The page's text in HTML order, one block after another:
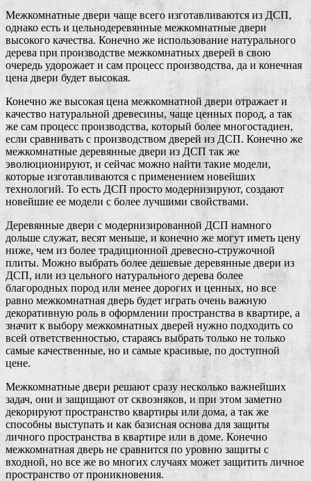
Межкомнатные двери чаще всего изготавливаются из ДСП,
однако есть и цельнодеревянные межкомнатные двери
высокого качества. Конечно же использование натурального
дерева при производстве межкомнатных дверей в свою
очередь удорожает и сам процесс производства, да и конечная
цена двери будет высокая.
Конечно же высокая цена межкомнатной двери отражает и
качество натуральной древесины, чаще ценных пород, а так
же сам процесс производства, который более многостадиен,
если сравнивать с производством дверей из ДСП. Конечно же
межкомнатные деревянные двери из ДСП так же
эволюционируют, и сейчас можно найти такие модели,
которые изготавливаются с применением новейших
технологий. То есть ДСП просто модернизируют, создают
новейшие ее модели с более лучшими свойствами.
Деревянные двери с модернизированной ДСП намного
дольше служат, весят меньше, и конечно же могут иметь цену
ниже, чем из более традиционной древесно-стружочной
плиты. Можно выбрать более дешевые деревянные двери из
ДСП, или из цельного натурального дерева более
благородных пород или менее дорогих и ценных, но все
равно межкомнатная дверь будет играть очень важную
декоративную роль в оформлении пространства в квартире, а
значит к выбору межкомнатных дверей нужно подходить со
всей ответственностью, стараясь выбрать только не только
самые качественные, но и самые красивые, по доступной
цене.
Межкомнатные двери решают сразу несколько важнейших
задач, они и защищают от сквозняков, и при этом заметно
декорируют пространство квартиры или дома, а так же
способны выступать и как базисная основа для защиты
личного пространства в квартире или в доме. Конечно
межкомнатная дверь не сравнится по уровню защиты с
входной, но все же во многих случаях может защитить личное
пространство от проникновения.